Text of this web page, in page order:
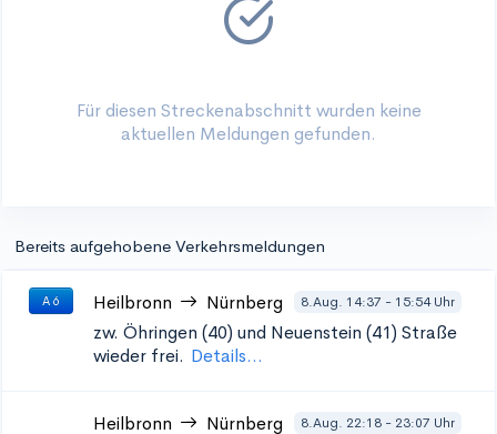
Für diesen Streckenabschnitt wurden keine
aktuellen Meldungen gefunden.
Bereits aufgehobene Verkehrsmeldungen
A 6 Heilbronn Nürnberg 8.Aug. 14:37 - 15:54 Uhr
zw. Öhringen (40) und Neuenstein (41) Straße
wieder frei. Details...
Heilbronn Nürnberg 8.Aug. 22:18 - 23:07 Uhr